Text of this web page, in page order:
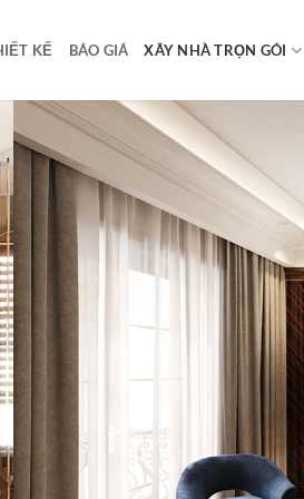
KẾ BÁO GIÁ XÂY NHÀ TRỌN GÓI